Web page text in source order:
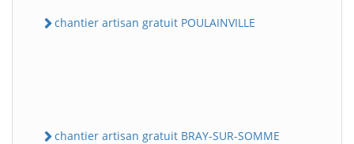
chantier artisan gratuit POULAINVILLE
chantier artisan gratuit BRAY-SUR-SOMME